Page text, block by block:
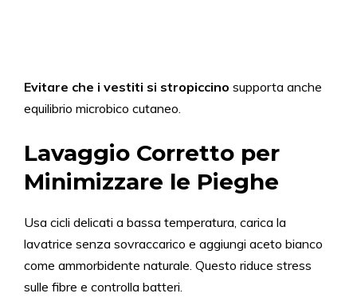
Evitare che i vestiti si stropiccino supporta anche
equilibrio microbico cutaneo.
Lavaggio Corretto per
Minimizzare le Pieghe
Usa cicli delicati a bassa temperatura, carica la
lavatrice senza sovraccarico e aggiungi aceto bianco
come ammorbidente naturale. Questo riduce stress
sulle fibre e controlla batteri.